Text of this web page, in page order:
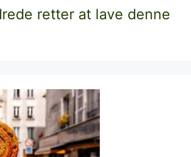
retter at lave denne